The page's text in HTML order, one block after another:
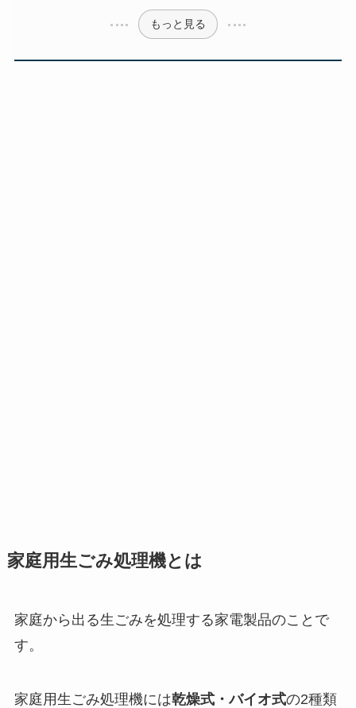
もっと見る
家庭用生ごみ処理機とは
家庭から出る生ごみを処理する家電製品のことで
す。
家庭用生ごみ処理機には乾燥式・バイオ式の2種類